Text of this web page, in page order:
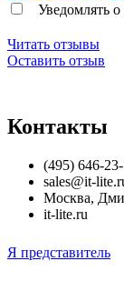
Уведомлять
Читать отзывы
Оставить отзыв
Контакты
(495) 646-
sales@it-
Москва,
it-lite.ru
Я представитель